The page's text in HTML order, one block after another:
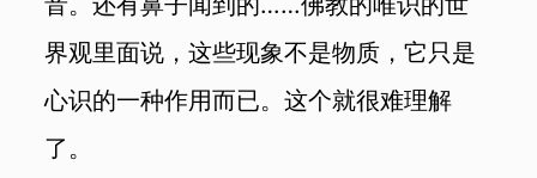
界观里面说，这些现象不是物质，它只是
心识的一种作用而已。这个就很难理解
了。